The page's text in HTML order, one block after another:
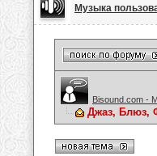
Музыка
Bisound.com -
Джаз, Блюз,